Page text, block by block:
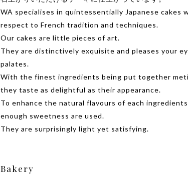
WA specialises in quintessentially Japanese cakes
respect to French tradition and techniques.
Our cakes are little pieces of art.
They are distinctively exquisite and pleases your
palates.
With the finest ingredients being put together
they taste as delightful as their appearance.
To enhance the natural flavours of each
enough sweetness are used.
They are surprisingly light yet satisfying.
Bakery